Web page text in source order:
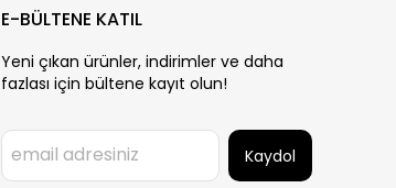
E-BÜLTENE KATIL
Yeni çıkan ürünler, indirimler ve daha
fazlası için bültene kayıt olun!
Kaydol